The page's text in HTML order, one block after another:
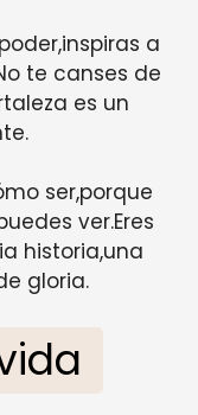
a
te canses de
es un
ser,porque
ver.Eres
historia,una
gloria.